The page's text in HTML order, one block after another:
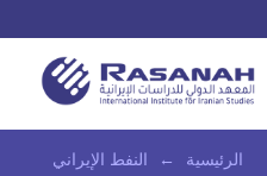
الرئيسية ← النفط الإيراني